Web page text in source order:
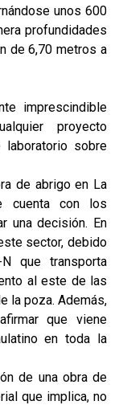
unos 600
profundidades
de 6,70 metros a
imprescindible
proyecto
sobre
de abrigo en La
cuenta con los
una decisión. En
sector, debido
que transporta
al este de las
la poza. Además,
que viene
en toda la
de una obra de
que implica, no